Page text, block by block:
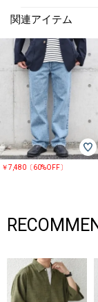
関連アイテム
￥7,480〔60%OFF〕